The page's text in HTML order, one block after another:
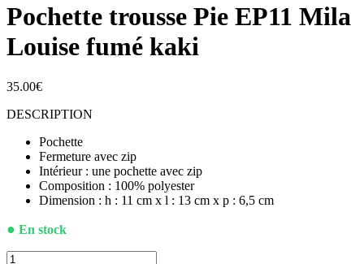
Pochette trousse Pie EP11 Mila
Louise fumé kaki
35.00€
DESCRIPTION
Pochette
Fermeture avec zip
Intérieur : une pochette avec zip
Composition : 100% polyester
Dimension : h : 11 cm x l : 13 cm x p : 6,5 cm
● En stock